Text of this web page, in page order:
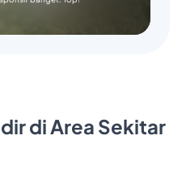
di Area Sekitar